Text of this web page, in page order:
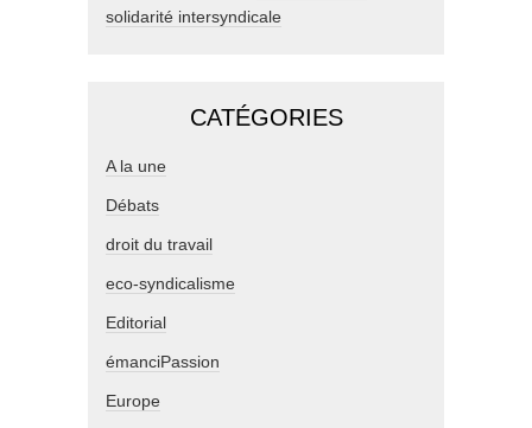
solidarité intersyndicale
CATÉGORIES
A la une
Débats
droit du travail
eco-syndicalisme
Editorial
émanciPassion
Europe